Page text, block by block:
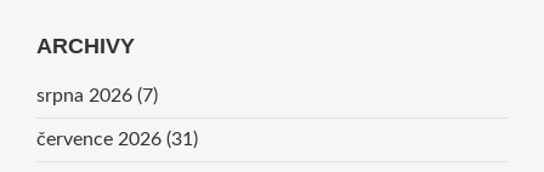
ARCHIVY
srpna 2026 (7)
července 2026 (31)